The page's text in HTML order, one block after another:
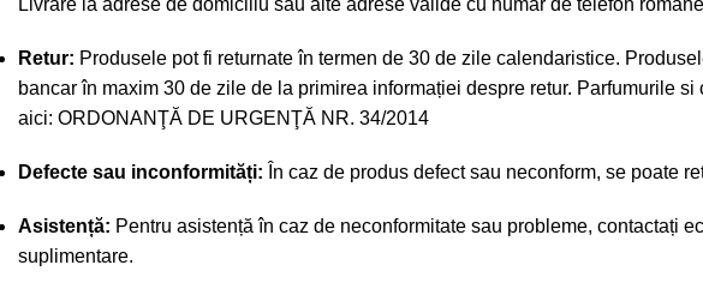
Livrare la adrese de domiciliu sau alte adrese valide cu număr de telefon
Retur: Produsele pot fi returnate în termen de 30 de zile calendaristice.
bancar în maxim 30 de zile de la primirea informației despre retur. Parfumurile
aici: ORDONANŢĂ DE URGENŢĂ NR. 34/2014
Defecte sau inconformități: În caz de produs defect sau neconform, se poate
Asistență: Pentru asistență în caz de neconformitate sau probleme, contactați
suplimentare.